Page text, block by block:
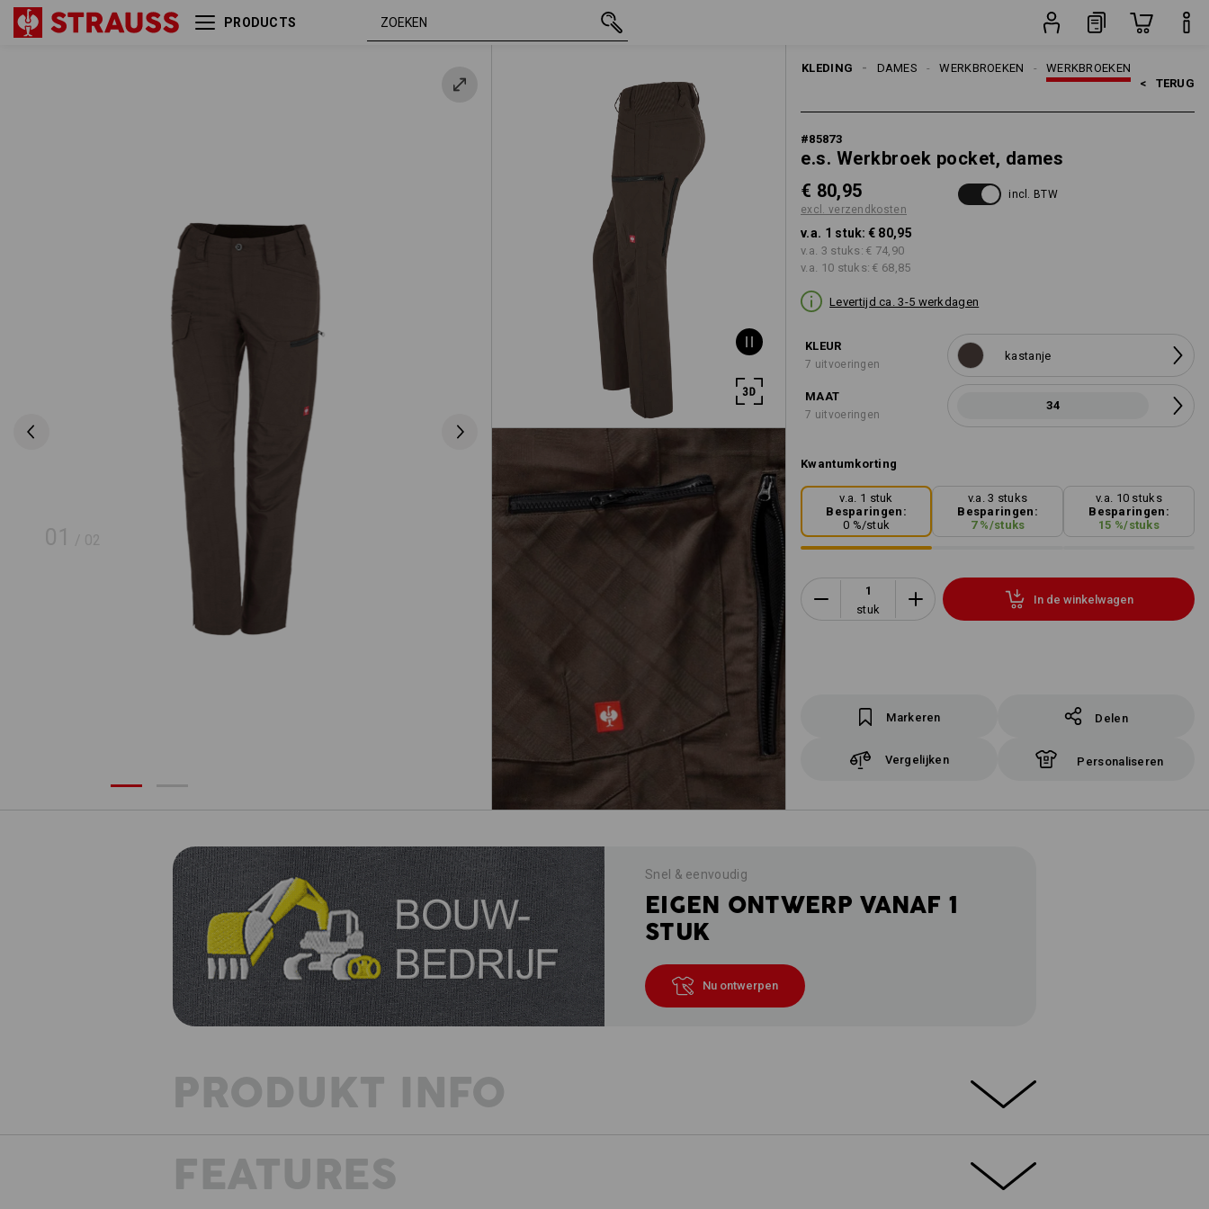
PRODUCTS
01 / 02
KLEDING WERKBROEKEN
WERKBROEKEN
DAMES
< TERUG
#85873
e.s. Werkbroek pocket, dames
€ 80,95
excl. verzendkosten
incl. BTW
v.a. 1 stuk: € 80,95
v.a. 3 stuks: € 74,90
v.a. 10 stuks: € 68,85
Levertijd ca. 3-5 werkdagen
KLEUR
7 uitvoeringen
kastanje
MAAT
7 uitvoeringen
34
Kwantumkorting
v.a. 1 stuk
Besparingen:
0 %/stuk
v.a. 3 stuks
Besparingen:
7%/stuks
v.a. 10 stuks
Besparingen:
15 %/stuks
stuk
In de winkelwagen
Markeren Delen
Vergelijken Personaliseren
kastanje 34
Snel & eenvoudig
EIGEN ONTWERP VANAF 1
STUK
Nu ontwerpen
PRODUKT INFO
EXTRA'S
FEATURES